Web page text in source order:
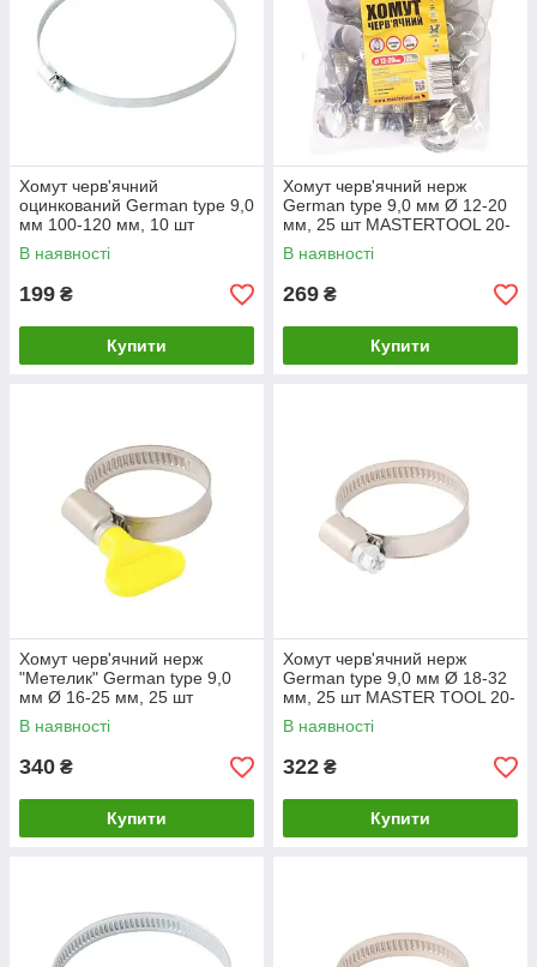
Хомут черв'ячний
оцинкований German type 9,0
мм 100-120 мм, 10 шт
MASTERTOOL 20-1989
В наявності
199 ₴
Купити
Хомут черв'ячний нерж
German type 9,0 мм Ø 12-20
мм, 25 шт MASTERTOOL 20-
1937
В наявності
269 ₴
Купити
Хомут черв'ячний нерж
"Метелик" German type 9,0
мм Ø 16-25 мм, 25 шт
MASTER TOOL 20-1997
В наявності
340 ₴
Купити
Хомут черв'ячний нерж
German type 9,0 мм Ø 18-32
мм, 25 шт MASTER TOOL 20-
1939
В наявності
322 ₴
Купити